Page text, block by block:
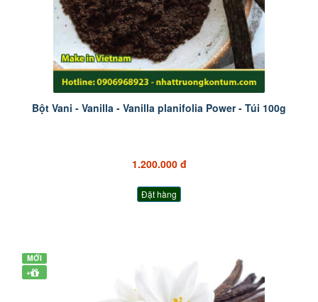
Bột Vani - Vanilla - Vanilla planifolia Power - Túi 100g
1.200.000 đ
Đặt hàng
MỚI
+